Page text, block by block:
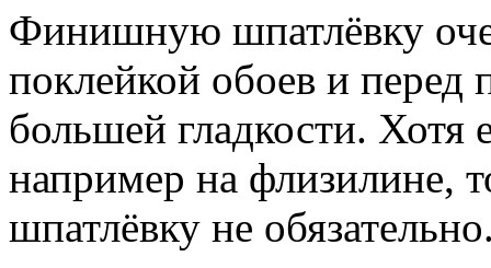
Финишную шпатлёвку
поклейкой обоев и перед
большей гладкости. Хотя
например на флизилине,
шпатлёвку не